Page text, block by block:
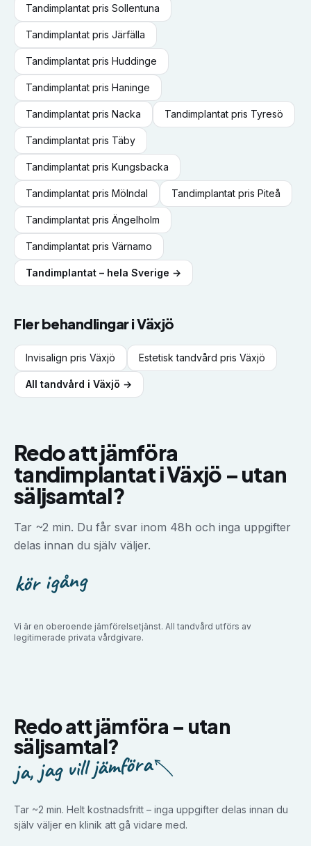
Tandimplantat pris Sollentuna
Tandimplantat pris Järfälla
Tandimplantat pris Huddinge
Tandimplantat pris Haninge
Tandimplantat pris Nacka Tandimplantat pris Tyresö
Tandimplantat pris Täby
Tandimplantat pris Kungsbacka
Tandimplantat pris Mölndal Tandimplantat pris Piteå
Tandimplantat pris Ängelholm
Tandimplantat pris Värnamo
Tandimplantat – hela Sverige →
Fler behandlingar iVäxjö
Invisalign pris Växjö Estetisk tandvård pris Växjö
All tandvård i Växjö →
Redo att jämföra
tandimplantatiVäxjö –utan
säljsamtal?
Tar ~2 min. Du får svar inom 48h och inga uppgifter
delas innan du själv väljer.
kör igång
Vi är en oberoende jämförelsetjänst. All tandvård utförs av
legitimerade privata vårdgivare.
Redo att jämföra – utan
säljsamtal?
ja, jag vill jämföra
Tar ~2 min. Helt kostnadsfritt – inga uppgifter delas innan du
själv väljer en klinik att gå vidare med.